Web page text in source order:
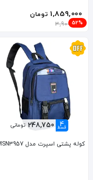
1,859,000 تومان
3,900,000
52%
4
قسط 248,750 تومانی
کوله پشتی اسپرت مدل MSN3957